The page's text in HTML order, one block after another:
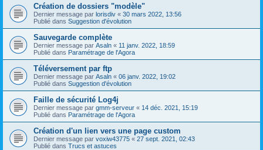
Création de dossiers "modèle"
Dernier message par lorisdiv « 30 mars 2022, 13:56
Publié dans Suggestion d'évolution
Sauvegarde complète
Dernier message par Asaln « 11 janv. 2022, 18:59
Publié dans Paramétrage de l'Agora
Téléversement par ftp
Dernier message par Asaln « 06 janv. 2022, 19:02
Publié dans Suggestion d'évolution
Faille de sécurité Log4j
Dernier message par gmm-serveur « 14 déc. 2021, 15:19
Publié dans Paramétrage de l'Agora
Création d'un lien vers une page custom
Dernier message par voxiw43775 « 27 sept. 2021, 02:43
Publié dans Trucs et astuces